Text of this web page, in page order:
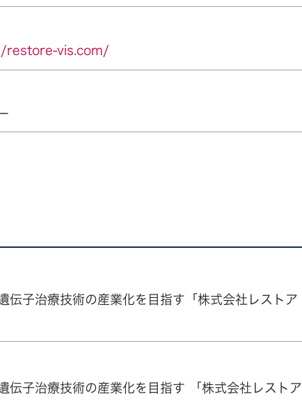
restore-vis.com/
伝子治療技術の産業化を目指す「株式会社レストア
伝子治療技術の産業化を目指す 「株式会社レストア